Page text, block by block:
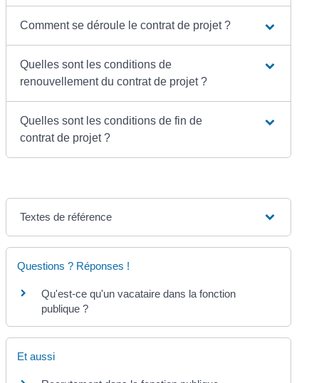
Comment se déroule le contrat de projet ?
Quelles sont les conditions de
renouvellement du contrat de projet ?
Quelles sont les conditions de fin de
contrat de projet ?
Textes de référence
Questions ? Réponses !
Qu'est-ce qu'un vacataire dans la fonction
publique ?
Et aussi